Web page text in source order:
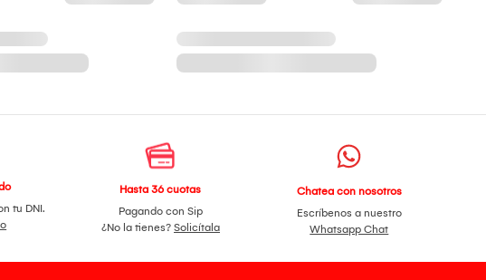
tu DNI.
Hasta 36 cuotas
Pagando con Sip
¿No la tienes? Solicítala
Chatea con nosotros
Escríbenos a nuestro
Whatsapp Chat